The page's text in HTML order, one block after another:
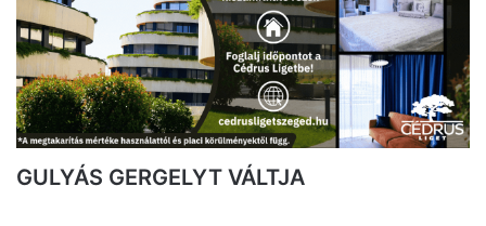
GULYÁS GERGELYT VÁLTJA